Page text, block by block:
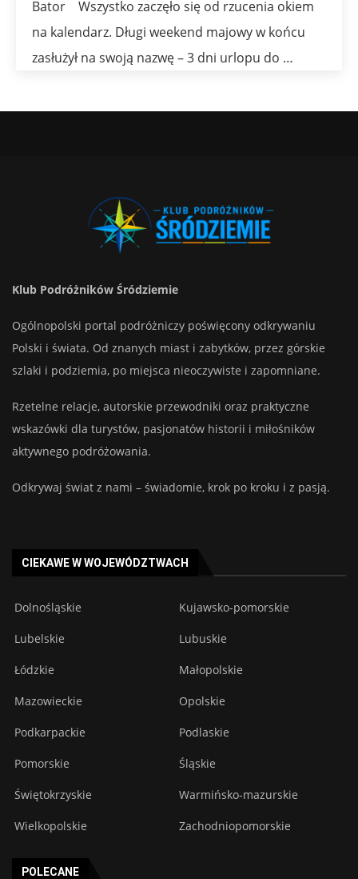
Bator Wszystko zaczęło się od rzucenia okiem
na kalendarz. Długi weekend majowy w końcu
zasłużył na swoją nazwę – 3 dni urlopu do …
Klub Podróżników Śródziemie
Ogólnopolski portal podróżniczy poświęcony odkrywaniu
Polski i świata. Od znanych miast i zabytków, przez górskie
szlaki i podziemia, po miejsca nieoczywiste i zapomniane.
Rzetelne relacje, autorskie przewodniki oraz praktyczne
wskazówki dla turystów, pasjonatów historii i miłośników
aktywnego podróżowania.
Odkrywaj świat z nami – świadomie, krok po kroku i z pasją.
CIEKAWE W WOJEWÓDZTWACH
Dolnośląskie Kujawsko-pomorskie
Lubelskie Lubuskie
Łódzkie Małopolskie
Mazowieckie Opolskie
Podkarpackie Podlaskie
Pomorskie Śląskie
Świętokrzyskie Warmińsko-mazurskie
Wielkopolskie Zachodniopomorskie
POLECANE